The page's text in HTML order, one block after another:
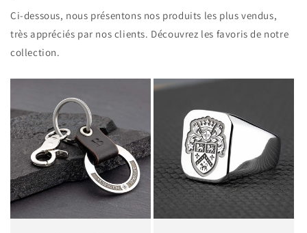
Ci-dessous, nous présentons nos produits les plus vendus,
très appréciés par nos clients. Découvrez les favoris de notre
collection.